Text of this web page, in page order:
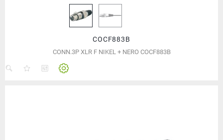
COCF883B
CONN.3P XLR F NIKEL + NERO COCF883B